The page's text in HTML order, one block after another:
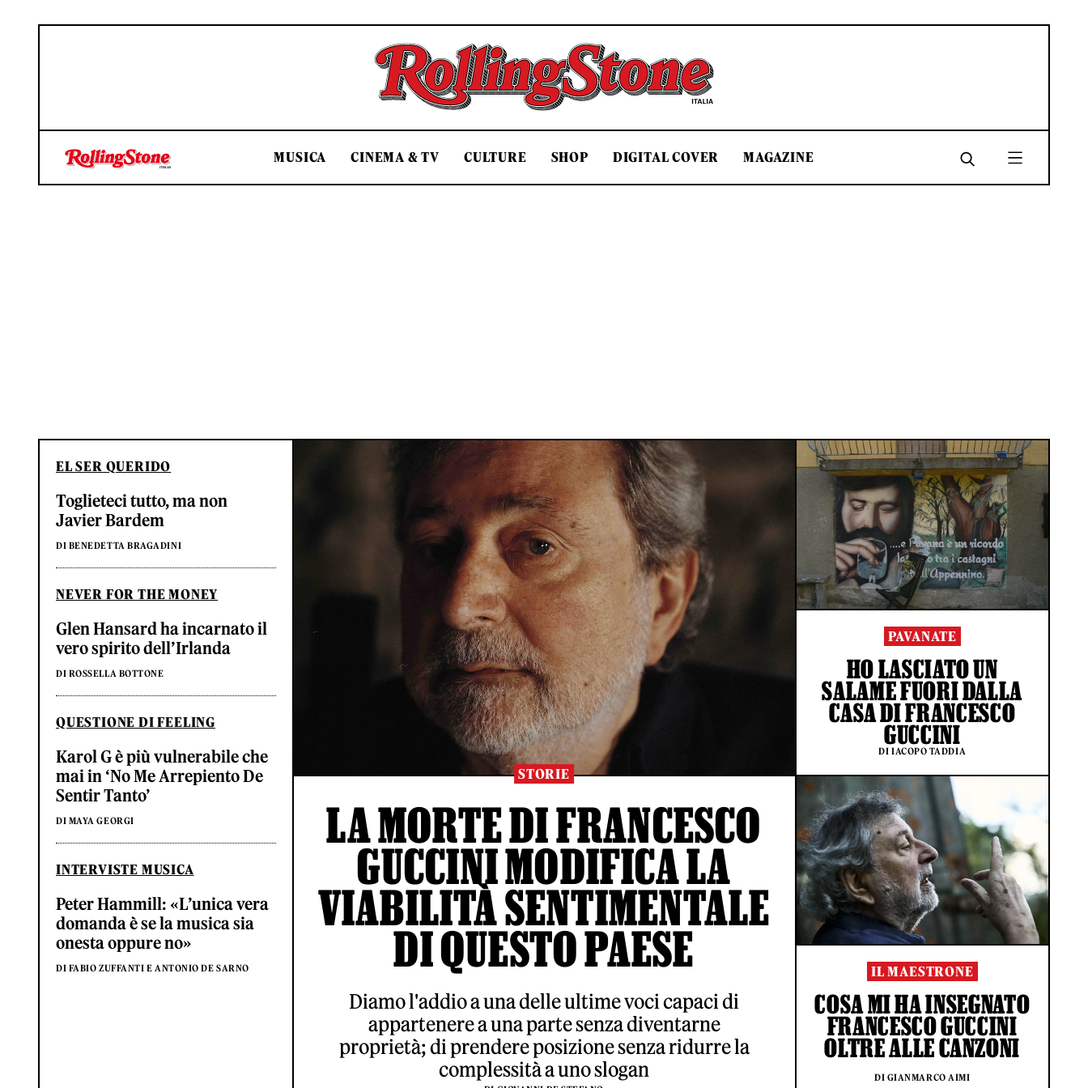
Rolling Stone Italia
MUSICA CINEMA & TV CULTURE SHOP DIGITAL COVER MAGAZINE
EL SER QUERIDO
Toglieteci tutto, ma non
Javier Bardem
DI BENEDETTA BRAGADINI
NEVER FOR THE MONEY
Glen Hansard ha incarnato il
vero spirito dell’Irlanda
DI ROSSELLA BOTTONE
QUESTIONE DI FEELING
Karol G è più vulnerabile che
mai in ‘No Me Arrepiento De
Sentir Tanto’
DI MAYA GEORGI
INTERVISTE MUSICA
Peter Hammill: «L’unica vera
domanda è se la musica sia
onesta oppure no»
DI FABIO ZUFFANTI E ANTONIO DE SARNO
STORIE
LA MORTE DI FRANCESCO
GUCCINI MODIFICA LA
VIABILITÀ SENTIMENTALE
DI QUESTO PAESE
Diamo l'addio a una delle ultime voci capaci di
appartenere a una parte senza diventarne
proprietà; di prendere posizione senza ridurre la
complessità a uno slogan
PAVANATE
HO LASCIATO UN
SALAME FUORI DALLA
CASA DI FRANCESCO
GUCCINI
DI IACOPO TADDIA
IL MAESTRONE
COSA MI HA INSEGNATO
FRANCESCO GUCCINI
OLTRE ALLE CANZONI
DI GIANMARCO AIMI